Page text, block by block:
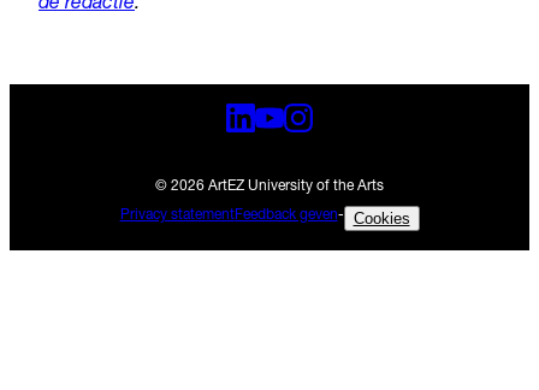
de redactie.
© 2026 ArtEZ University of the Arts
Privacy statementFeedback geven- Cookies